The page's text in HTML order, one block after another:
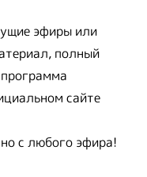
эфиры или
полный
сайте
с любого эфира!